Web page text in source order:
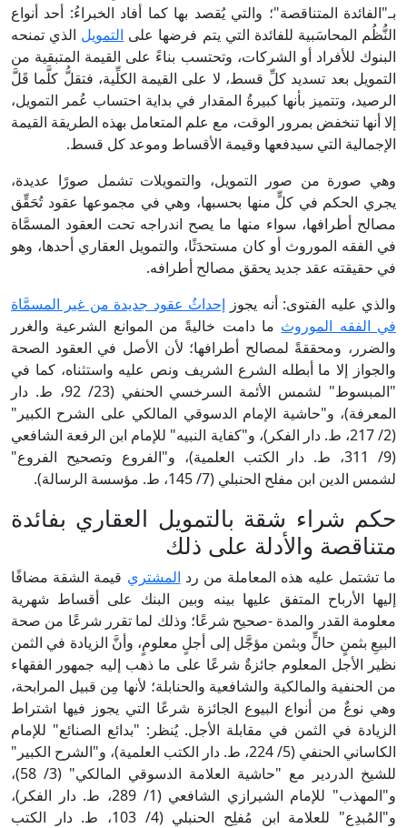
بـ"الفائدة المتناقصة"؛ والتي يُقصد بها كما أفاد الخبراءُ: أحد أنواع
النُّظُم المحاسَبية للفائدة التي يتم فرضها على التمويل الذي تمنحه
البنوك للأفراد أو الشركات، وتحتسب بناءً على القيمة المتبقية من
التمويل بعد تسديد كلِّ قسط، لا على القيمة الكلِّية، فتقلُّ كلَّما قَلَّ
الرصيد، وتتميز بأنها كبيرةُ المقدار في بداية احتساب عُمر التمويل،
إلا أنها تنخفض بمرور الوقت، مع علم المتعامل بهذه الطريقة القيمة
الإجمالية التي سيدفعها وقيمة الأقساط وموعد كل قسط.
وهي صورة من صور التمويل، والتمويلات تشمل صورًا عديدة،
يجري الحكم في كلٍّ منها بحسبها، وهي في مجموعها عقود تُحَقِّق
مصالح أطرافها، سواء منها ما يصح اندراجه تحت العقود المسمَّاة
في الفقه الموروث أو كان مستحدَثًا، والتمويل العقاري أحدها، وهو
في حقيقته عقد جديد يحقق مصالح أطرافه.
والذي عليه الفتوى: أنه يجوز إحداثُ عقود جديدة من غير المسمَّاة
في الفقه الموروث ما دامت خاليةً من الموانع الشرعية والغرر
والضرر، ومحققةً لمصالح أطرافها؛ لأن الأصل في العقود الصحة
والجواز إلا ما أبطله الشرع الشريف ونص عليه واستثناه، كما في
"المبسوط" لشمس الأئمة السرخسي الحنفي (23/ 92، ط. دار
المعرفة)، و"حاشية الإمام الدسوقي المالكي على الشرح الكبير"
(2/ 217، ط. دار الفكر)، و"كفاية النبيه" للإمام ابن الرفعة الشافعي
(9/ 311، ط. دار الكتب العلمية)، و"الفروع وتصحيح الفروع"
لشمس الدين ابن مفلح الحنبلي (7/ 145، ط. مؤسسة الرسالة).
حكم شراء شقة بالتمويل العقاري بفائدة
متناقصة والأدلة على ذلك
ما تشتمل عليه هذه المعاملة من رد المشتري قيمة الشقة مضافًا
إليها الأرباح المتفق عليها بينه وبين البنك على أقساط شهرية
معلومة القدر والمدة -صحيح شرعًا؛ وذلك لما تقرر شرعًا من صحة
البيعِ بثمنٍ حالٍّ وبثمن مؤجَّل إلى أجلٍ معلومٍ، وأنَّ الزيادة في الثمن
نظير الأجل المعلوم جائزةٌ شرعًا على ما ذهب إليه جمهور الفقهاء
من الحنفية والمالكية والشافعية والحنابلة؛ لأنها مِن قبيل المرابحة،
وهي نوعٌ من أنواع البيوع الجائزة شرعًا التي يجوز فيها اشتراط
الزيادة في الثمن في مقابلة الأجل. يُنظر: "بدائع الصنائع" للإمام
الكاساني الحنفي (5/ 224، ط. دار الكتب العلمية)، و"الشرح الكبير"
للشيخ الدردير مع "حاشية العلامة الدسوقي المالكي" (3/ 58)،
و"المهذب" للإمام الشيرازي الشافعي (1/ 289، ط. دار الفكر)،
و"المُبدِع" للعلامة ابن مُفلِح الحنبلي (4/ 103، ط. دار الكتب